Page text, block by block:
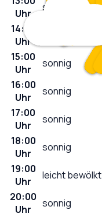
Uhr
sonnig
14:00
Uhr
15:00
Uhr
sonnig
16:00
Uhr
sonnig
17:00
Uhr
sonnig
18:00
Uhr
sonnig
19:00
Uhr
leicht bewölkt
20:00
Uhr
sonnig